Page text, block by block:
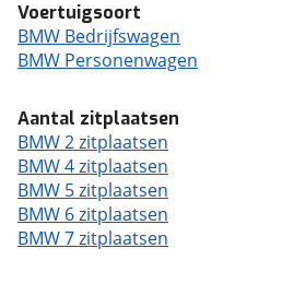
Voertuigsoort
BMW Bedrijfswagen
BMW Personenwagen
Aantal zitplaatsen
BMW 2 zitplaatsen
BMW 4 zitplaatsen
BMW 5 zitplaatsen
BMW 6 zitplaatsen
BMW 7 zitplaatsen